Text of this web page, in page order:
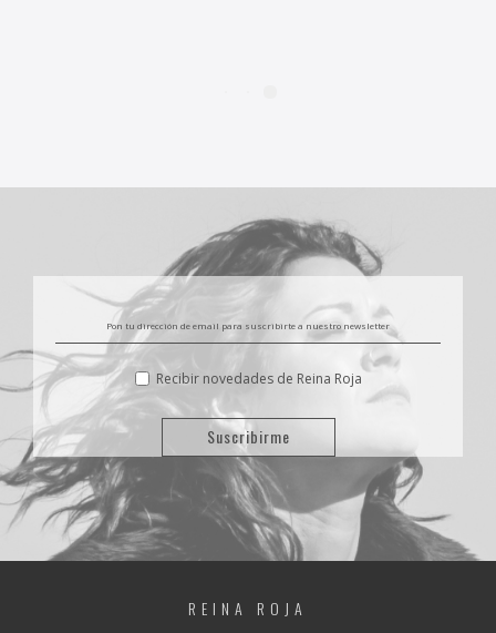
Recibir novedades de Reina Roja
REINA ROJA